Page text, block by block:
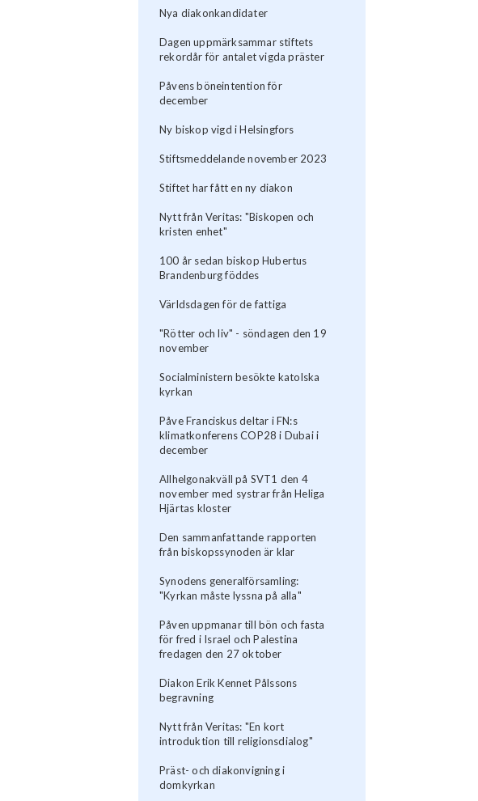
Nya diakonkandidater
Dagen uppmärksammar stiftets
rekordår för antalet vigda präster
Påvens böneintention för
december
Ny biskop vigd i Helsingfors
Stiftsmeddelande november 2023
Stiftet har fått en ny diakon
Nytt från Veritas: "Biskopen och
kristen enhet"
100 år sedan biskop Hubertus
Brandenburg föddes
Världsdagen för de fattiga
"Rötter och liv" - söndagen den 19
november
Socialministern besökte katolska
kyrkan
Påve Franciskus deltar i FN:s
klimatkonferens COP28 i Dubai i
december
Allhelgonakväll på SVT1 den 4
november med systrar från Heliga
Hjärtas kloster
Den sammanfattande rapporten
från biskopssynoden är klar
Synodens generalförsamling:
"Kyrkan måste lyssna på alla"
Påven uppmanar till bön och fasta
för fred i Israel och Palestina
fredagen den 27 oktober
Diakon Erik Kennet Pålssons
begravning
Nytt från Veritas: "En kort
introduktion till religionsdialog"
Präst- och diakonvigning i
domkyrkan